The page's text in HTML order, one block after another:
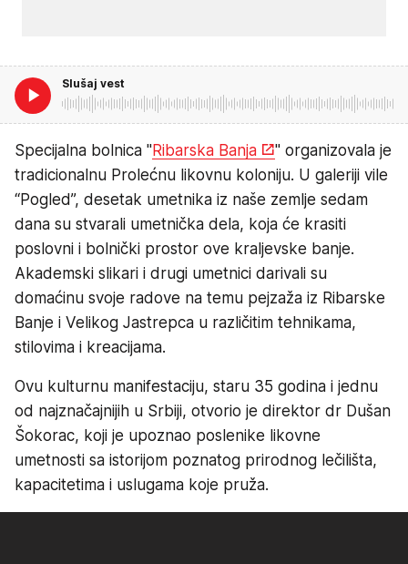
Slušaj vest
Specijalna bolnica "Ribarska Banja
" organizovala je
tradicionalnu Prolećnu likovnu koloniju. U galeriji vile
“Pogled”, desetak umetnika iz naše zemlje sedam
dana su stvarali umetnička dela, koja će krasiti
poslovni i bolnički prostor ove kraljevske banje.
Akademski slikari i drugi umetnici darivali su
domaćinu svoje radove na temu pejzaža iz Ribarske
Banje i Velikog Jastrepca u različitim tehnikama,
stilovima i kreacijama.
Ovu kulturnu manifestaciju, staru 35 godina i jednu
od najznačajnijih u Srbiji, otvorio je direktor dr Dušan
Šokorac, koji je upoznao poslenike likovne
umetnosti sa istorijom poznatog prirodnog lečilišta,
kapacitetima i uslugama koje pruža.